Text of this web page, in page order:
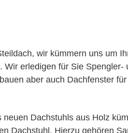
wir kümmern uns um
Wir erledigen für Sie Spengler-
aber auch Dachfenster
neuen Dachstuhls aus Holz
Dachstuhl. Hierzu gehören